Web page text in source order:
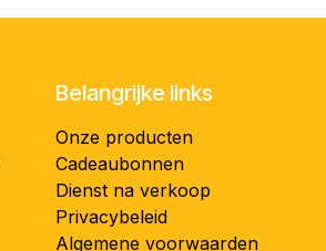
Belangrijke links
Onze producten
Cadeaubonnen
Dienst na verkoop
Privacybeleid
Algemene voorwaarden